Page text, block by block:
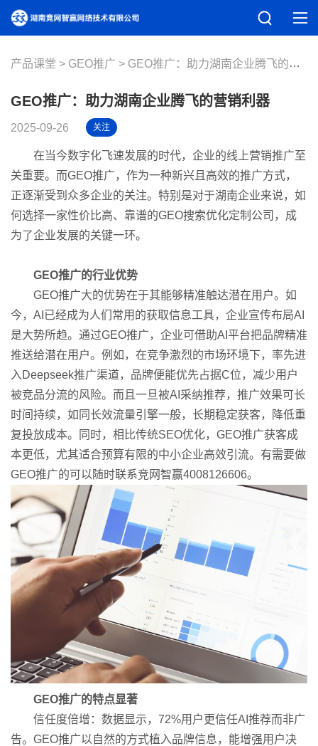
产品课堂 GEO推广 GEO推广：助力湖南企业腾飞的营销利器
GEO推广：助力湖南企业腾飞的营销利器
2025-09-26 关注
在当今数字化飞速发展的时代，企业的线上营销推广至
关重要。而GEO推广，作为一种新兴且高效的推广方式，
正逐渐受到众多企业的关注。特别是对于湖南企业来说，如
何选择一家性价比高、靠谱的GEO搜索优化定制公司，成
为了企业发展的关键一环。
GEO推广的行业优势
GEO推广大的优势在于其能够精准触达潜在用户。如
今，AI已经成为人们常用的获取信息工具，企业宣传布局AI
是大势所趋。通过GEO推广，企业可借助AI平台把品牌精准
推送给潜在用户。例如，在竞争激烈的市场环境下，率先进
入Deepseek推广渠道，品牌便能优先占据C位，减少用户
被竞品分流的风险。而且一旦被AI采纳推荐，推广效果可长
时间持续，如同长效流量引擎一般，长期稳定获客，降低重
复投放成本。同时，相比传统SEO优化，GEO推广获客成
本更低，尤其适合预算有限的中小企业高效引流。有需要做
GEO推广的可以随时联系竞网智赢4008126606。
GEO推广的特点显著
信任度倍增：数据显示，72%用户更信任AI推荐而非广
告。GEO推广以自然的方式植入品牌信息，能增强用户决